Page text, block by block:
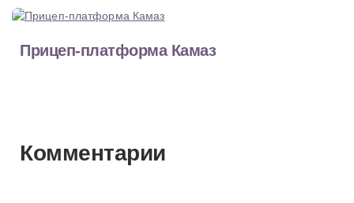
Прицеп-платформа Камаз
Комментарии